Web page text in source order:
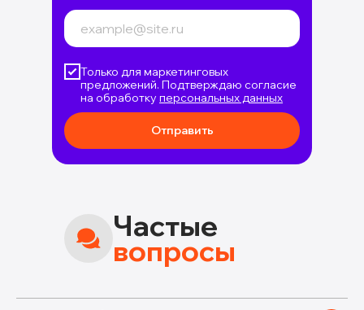
Отправить
Только для маркетинговых
предложений. Подтверждаю согласие
на обработку персональных данных
Частые
вопросы